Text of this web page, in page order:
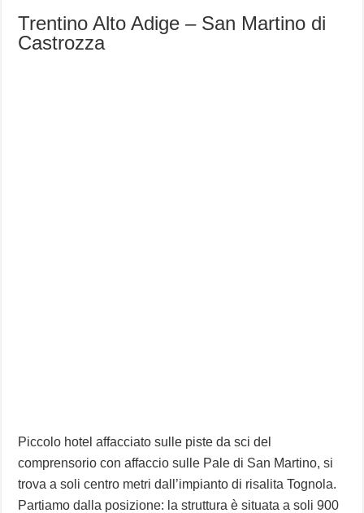
Trentino Alto Adige – San Martino di
Castrozza
Piccolo hotel affacciato sulle piste da sci del
comprensorio con affaccio sulle Pale di San Martino, si
trova a soli centro metri dall’impianto di risalita Tognola.
Partiamo dalla posizione: la struttura è situata a soli 900